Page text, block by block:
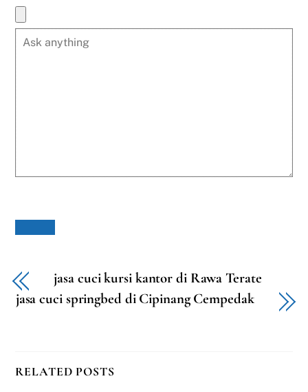
jasa cuci kursi kantor di Rawa Terate
jasa cuci springbed di Cipinang Cempedak
RELATED POSTS